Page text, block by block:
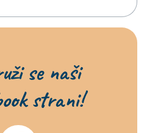
se naši
strani!